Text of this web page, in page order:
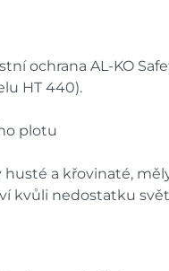
ochrana AL-KO
HT 440).
plotu
husté a křovinaté,
kvůli nedostatku